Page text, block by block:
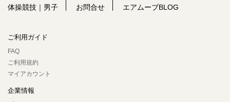
体操競技｜男子 お問合せ エアムーブBLOG
ご利用ガイド
FAQ
ご利用規約
マイアカウント
企業情報